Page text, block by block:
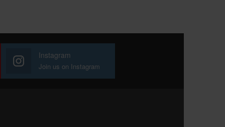
Instagram
Join us on Instagram